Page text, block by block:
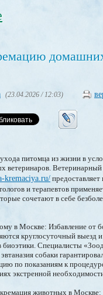
(23.04.2026 / 12:03)
питомца из жизни в
ветеринаров. Ветеринарный
kremaciya.ru/
и терапевтов
сочетают в себе
в Москве: Избавление от
круглосуточный выезд
биоэтики. Специалисты
собаки
по показаниям к
экстренной
животных в